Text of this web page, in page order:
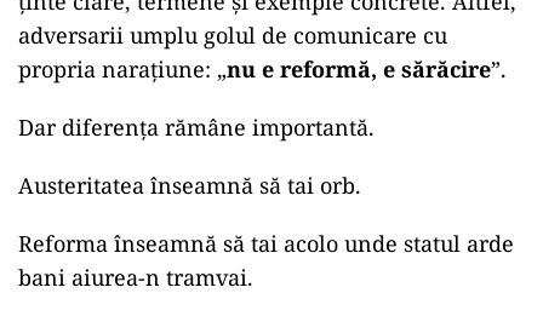
adversarii umplu golul de comunicare cu
propria narațiune: „nu e reformă, e sărăcire”.
Dar diferența rămâne importantă.
Austeritatea înseamnă să tai orb.
Reforma înseamnă să tai acolo unde statul arde
bani aiurea-n tramvai.